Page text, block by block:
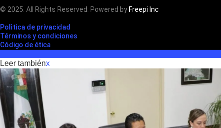
© 2025. All Rights Reserved. Powered by Freepi Inc
Polìtica de privacidad
Términos y condiciones
Código de ética
Leer tambiénx